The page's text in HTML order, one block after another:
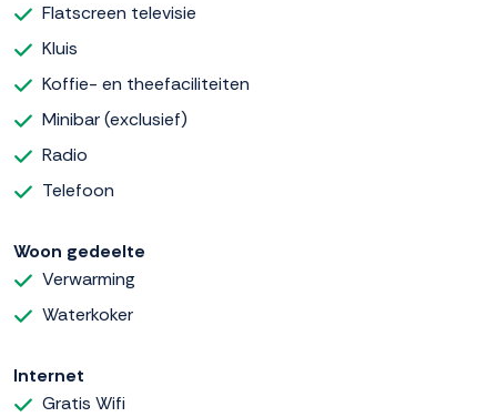
Flatscreen televisie
Kluis
Koffie- en theefaciliteiten
Minibar (exclusief)
Radio
Telefoon
Woon gedeelte
Verwarming
Waterkoker
Internet
Gratis Wifi